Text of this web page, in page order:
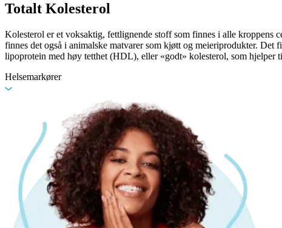
Totalt Kolesterol
Kolesterol er et voksaktig, fettlignende stoff som finnes i alle kroppens
finnes det også i animalske matvarer som kjøtt og meieriprodukter.
lipoprotein med høy tetthet (HDL), eller «godt» kolesterol, som hjelper
Helsemarkører